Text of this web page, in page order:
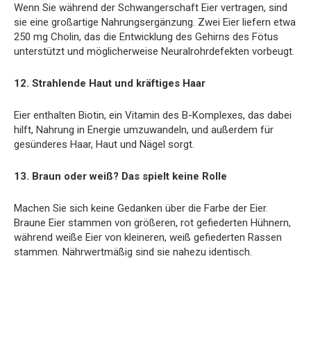
Wenn Sie während der Schwangerschaft Eier vertragen, sind
sie eine großartige Nahrungsergänzung. Zwei Eier liefern etwa
250 mg Cholin, das die Entwicklung des Gehirns des Fötus
unterstützt und möglicherweise Neuralrohrdefekten vorbeugt.
12. Strahlende Haut und kräftiges Haar
Eier enthalten Biotin, ein Vitamin des B-Komplexes, das dabei
hilft, Nahrung in Energie umzuwandeln, und außerdem für
gesünderes Haar, Haut und Nägel sorgt.
13. Braun oder weiß? Das spielt keine Rolle
Machen Sie sich keine Gedanken über die Farbe der Eier.
Braune Eier stammen von größeren, rot gefiederten Hühnern,
während weiße Eier von kleineren, weiß gefiederten Rassen
stammen. Nährwertmäßig sind sie nahezu identisch.